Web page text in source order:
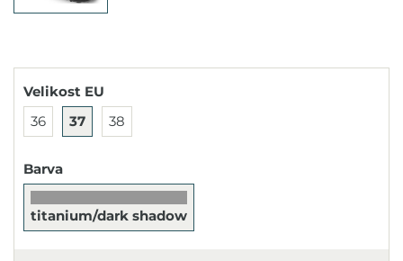
Velikost EU
36
37 38
Barva
titanium/dark shadow